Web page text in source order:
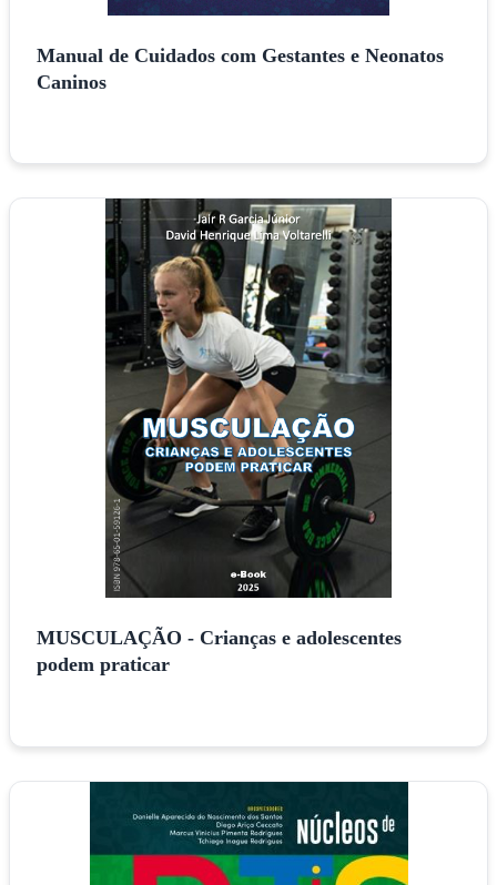
Manual de Cuidados com Gestantes e Neonatos
Caninos
MUSCULAÇÃO - Crianças e adolescentes
podem praticar